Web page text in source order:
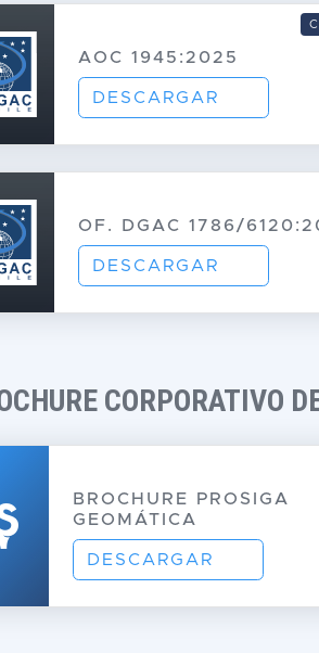
AOC 1945:2025
DESCARGAR
OF. DGAC 1786/
DESCARGAR
CORPORATIVO
BROCHURE PROSIGA
GEOMÁTICA
DESCARGAR